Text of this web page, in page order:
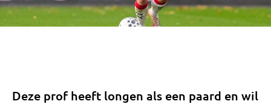
Deze prof heeft longen als een paard en wil